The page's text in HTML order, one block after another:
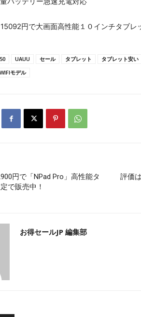
UAUU セール タブレット タブレット安い
モデル
円で「NPad Pro」高性能タ
で販売中！
評価
お得セールJP 編集部